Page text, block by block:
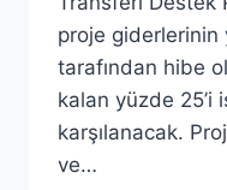
proje giderlerinin
tarafından hibe
kalan yüzde 25’i
karşılanacak.
ve…